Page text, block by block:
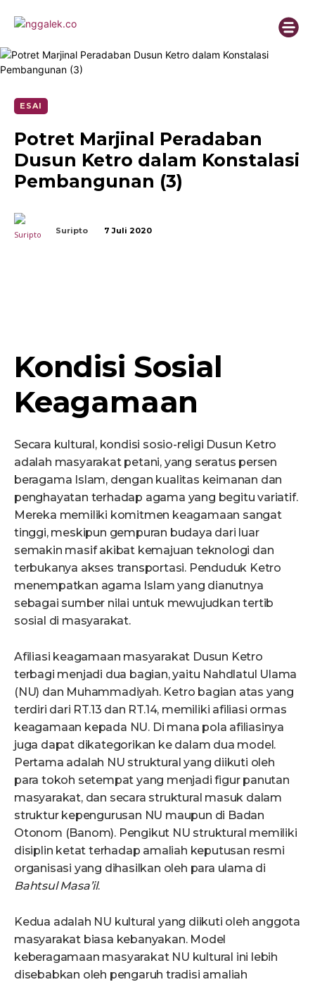
ESAI
Potret Marjinal Peradaban
Dusun Ketro dalam Konstalasi
Pembangunan (3)
Suripto 7 Juli 2020
Kondisi Sosial
Keagamaan
Secara kultural, kondisi sosio-religi Dusun Ketro
adalah masyarakat petani, yang seratus persen
beragama Islam, dengan kualitas keimanan dan
penghayatan terhadap agama yang begitu variatif.
Mereka memiliki komitmen keagamaan sangat
tinggi, meskipun gempuran budaya dari luar
semakin masif akibat kemajuan teknologi dan
terbukanya akses transportasi. Penduduk Ketro
menempatkan agama Islam yang dianutnya
sebagai sumber nilai untuk mewujudkan tertib
sosial di masyarakat.
Afiliasi keagamaan masyarakat Dusun Ketro
terbagi menjadi dua bagian, yaitu Nahdlatul Ulama
(NU) dan Muhammadiyah. Ketro bagian atas yang
terdiri dari RT.13 dan RT.14, memiliki afiliasi ormas
keagamaan kepada NU. Di mana pola afiliasinya
juga dapat dikategorikan ke dalam dua model.
Pertama adalah NU struktural yang diikuti oleh
para tokoh setempat yang menjadi figur panutan
masyarakat, dan secara struktural masuk dalam
struktur kepengurusan NU maupun di Badan
Otonom (Banom). Pengikut NU struktural memiliki
disiplin ketat terhadap amaliah keputusan resmi
organisasi yang dihasilkan oleh para ulama di
Bahtsul Masa’il.
Kedua adalah NU kultural yang diikuti oleh anggota
masyarakat biasa kebanyakan. Model
keberagamaan masyarakat NU kultural ini lebih
disebabkan oleh pengaruh tradisi amaliah